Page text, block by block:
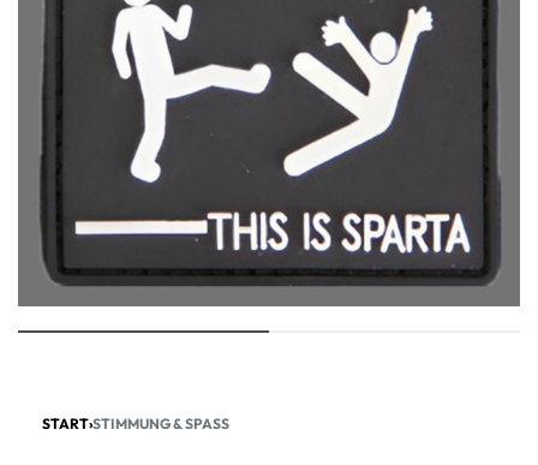
START›STIMMUNG & SPASS